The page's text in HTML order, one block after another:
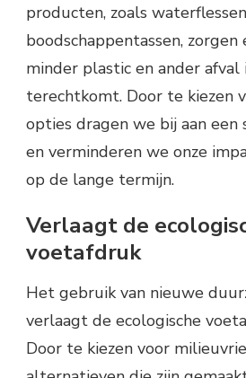
producten, zoals
boodschappentassen,
minder plastic en ander
terechtkomt. Door te kiezen
opties dragen we bij aan een
en verminderen we onze
op de lange termijn.
Verlaagt de
voetafdruk
Het gebruik van nieuwe
verlaagt de ecologische
Door te kiezen voor